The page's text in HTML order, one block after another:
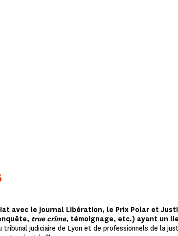
avec le journal Libération, le Prix Polar et
true crime, témoignage, etc.) ayant un
judiciaire de Lyon et de professionnels de la